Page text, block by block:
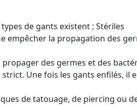
de gants existent ; Stériles
empêcher la propagation des
des germes et des
Une fois les gants enfilés, il
de tatouage, de piercing ou